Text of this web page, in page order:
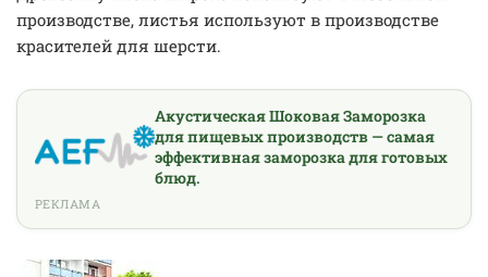
производстве, листья используют в производстве
красителей для шерсти.
Акустическая Шоковая Заморозка
для пищевых производств — самая
эффективная заморозка для готовых
блюд.
РЕКЛАМА